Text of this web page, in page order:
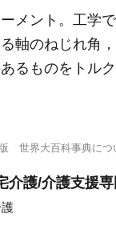
メント。工学
軸のねじれ角
るものをトル
世界大百科事典に
介護/介護支援